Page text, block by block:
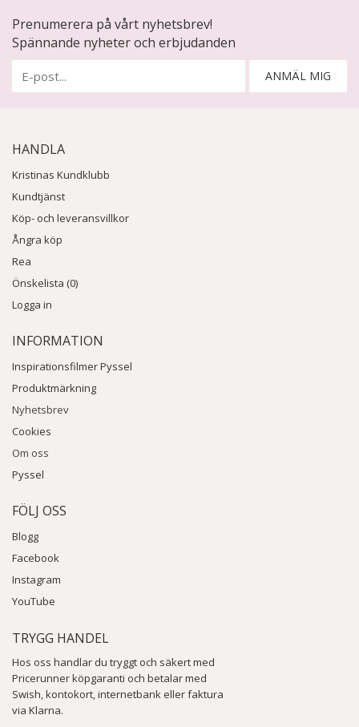
Prenumerera på vårt nyhetsbrev!
Spännande nyheter och erbjudanden
ANMÄL MIG
HANDLA
Kristinas Kundklubb
Kundtjänst
Köp- och leveransvillkor
Ångra köp
Rea
Önskelista (0)
Logga in
INFORMATION
Inspirationsfilmer Pyssel
Produktmärkning
Nyhetsbrev
Cookies
Om oss
Pyssel
FÖLJ OSS
Blogg
Facebook
Instagram
YouTube
TRYGG HANDEL
Hos oss handlar du tryggt och säkert med
Pricerunner köpgaranti och betalar med
Swish, kontokort, internetbank eller faktura
via Klarna.